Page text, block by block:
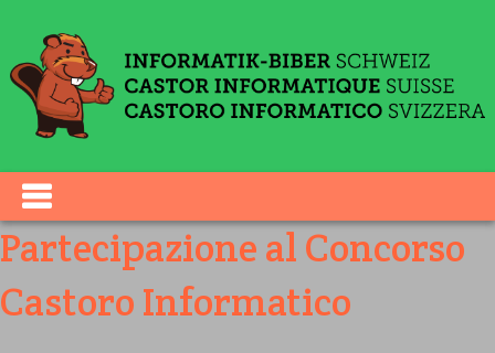
Partecipazione al Concorso
Castoro Informatico